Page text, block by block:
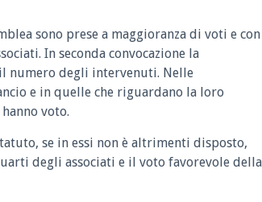
sono prese a maggioranza di voti e con
In seconda convocazione la
numero degli intervenuti. Nelle
e in quelle che riguardano la loro
voto.
se in essi non è altrimenti disposto,
degli associati e il voto favorevole della